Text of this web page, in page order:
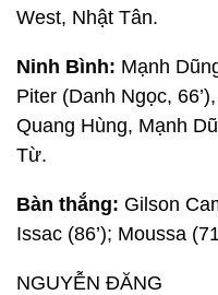
West, Nhật Tân.
Ninh Bình: Mạnh
Piter (Danh Ngọc,
Quang Hùng, Mạnh
Từ.
Bàn thắng: Gilson
Issac (86’); Moussa
NGUYỄN ĐĂNG